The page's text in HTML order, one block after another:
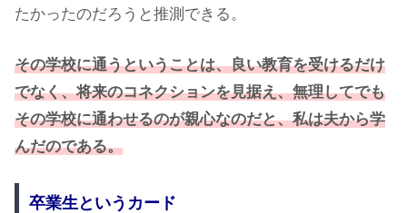
たかったのだろうと推測できる。
その学校に通うということは、良い教育を受けるだけ
でなく、将来のコネクションを見据え、無理してでも
その学校に通わせるのが親心なのだと、私は夫から学
んだのである。
卒業生というカード